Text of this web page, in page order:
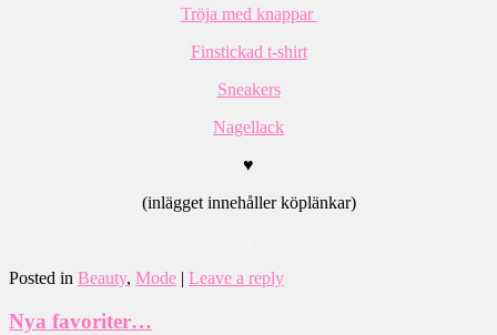
Tröja med knappar
Finstickad t-shirt
Sneakers
Nagellack
♥
(inlägget innehåller köplänkar)
Posted in Beauty, Mode | Leave a reply
Nya favoriter…